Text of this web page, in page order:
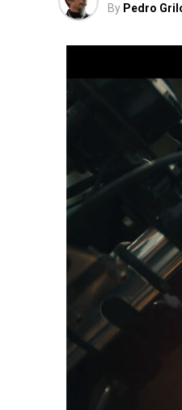
By Pedro